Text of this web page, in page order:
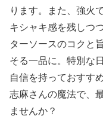
ります。また、強火
キシャキ感を残しつ
ターソースのコクと
そる一品に。特別な
自信を持っておすす
志麻さんの魔法で、
ませんか？